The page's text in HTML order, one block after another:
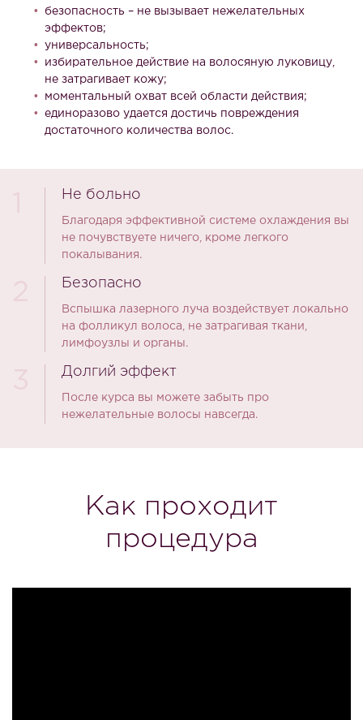
безопасность – не вызывает нежелательных
эффектов;
универсальность;
избирательное действие на волосяную луковицу,
не затрагивает кожу;
моментальный охват всей области действия;
единоразово удается достичь повреждения
достаточного количества волос.
Не больно
Благодаря эффективной системе охлаждения вы
не почувствуете ничего, кроме легкого
покалывания.
Безопасно
Вспышка лазерного луча воздействует локально
на фолликул волоса, не затрагивая ткани,
лимфоузлы и органы.
Долгий эффект
После курса вы можете забыть про
нежелательные волосы навсегда.
Как проходит
процедура